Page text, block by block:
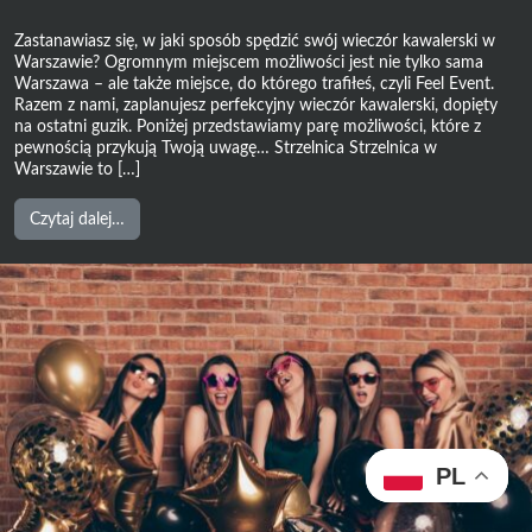
Zastanawiasz się, w jaki sposób spędzić swój wieczór kawalerski w
Warszawie? Ogromnym miejscem możliwości jest nie tylko sama
Warszawa – ale także miejsce, do którego trafiłeś, czyli Feel Event.
Razem z nami, zaplanujesz perfekcyjny wieczór kawalerski, dopięty
na ostatni guzik. Poniżej przedstawiamy parę możliwości, które z
pewnością przykują Twoją uwagę… Strzelnica Strzelnica w
Warszawie to […]
Czytaj dalej…
Wieczór
kawalerski
w
Warszawie
–
limuzyna,
strzelnica
a
może
aresztowanie?
PL